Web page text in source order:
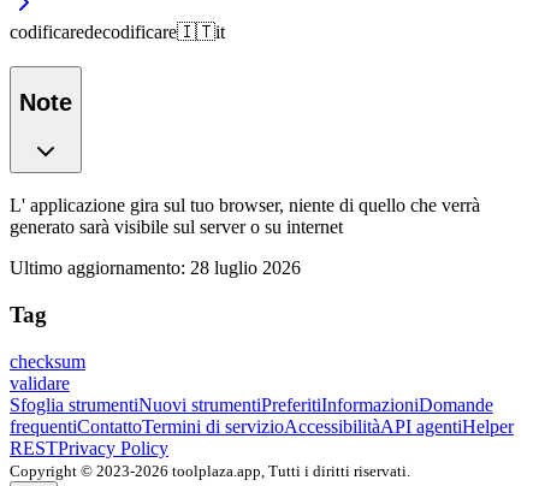
codificaredecodificare🇮🇹it
Note
L' applicazione gira sul tuo browser, niente di quello che verrà
generato sarà visibile sul server o su internet
Ultimo aggiornamento: 28 luglio 2026
Tag
checksum
validare
Sfoglia strumentiNuovi strumentiPreferitiInformazioniDomande
frequentiContattoTermini di servizioAccessibilitàAPI agentiHelper
RESTPrivacy Policy
Copyright © 2023-2026 toolplaza.app, Tutti i diritti riservati.